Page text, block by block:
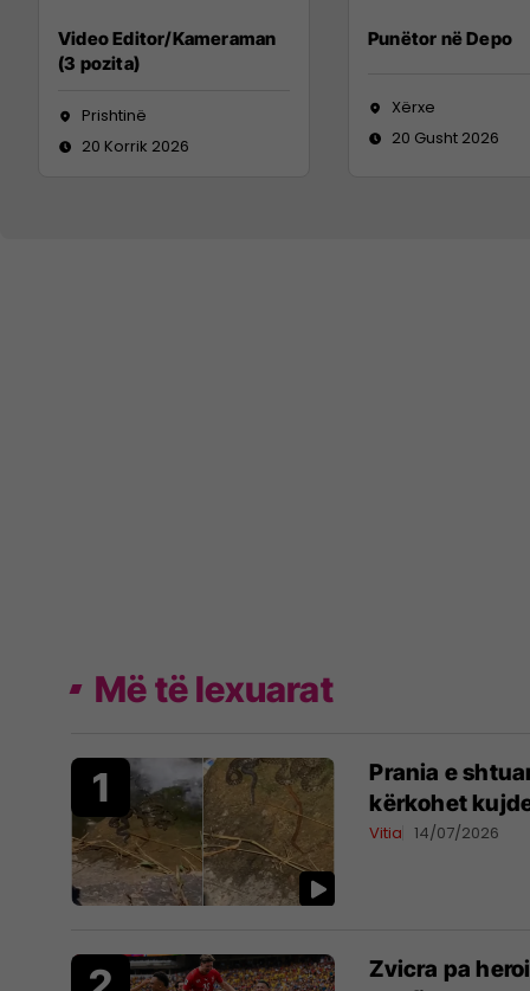
Video Editor/Kameraman
(3 pozita)
Prishtinë
20 Korrik 2026
Punëtor në Depo
Xërxe
20 Gusht 2026
Më të lexuarat
Prania e
kërkohet
Vitia 14/07/2026
Zvicra pa